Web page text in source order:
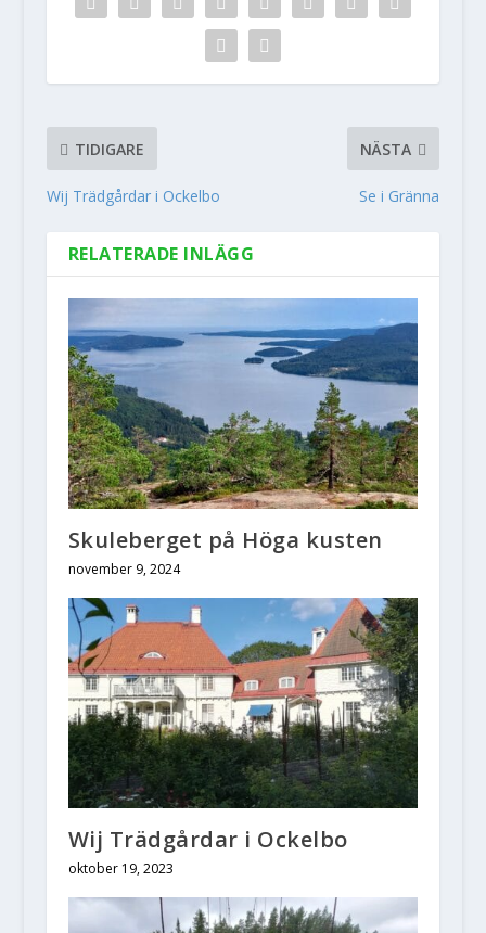
TIDIGARE
Wij Trädgårdar i Ockelbo
NÄSTA
Se i Gränna
RELATERADE INLÄGG
Skuleberget på Höga kusten
november 9, 2024
Wij Trädgårdar i Ockelbo
oktober 19, 2023